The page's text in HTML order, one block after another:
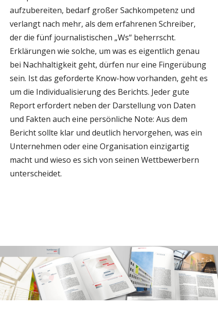
aufzubereiten, bedarf großer Sachkompetenz und
verlangt nach mehr, als dem erfahrenen Schreiber,
der die fünf journalistischen „Ws“ beherrscht.
Erklärungen wie solche, um was es eigentlich genau
bei Nachhaltigkeit geht, dürfen nur eine Fingerübung
sein. Ist das geforderte Know-how vorhanden, geht es
um die Individualisierung des Berichts. Jeder gute
Report erfordert neben der Darstellung von Daten
und Fakten auch eine persönliche Note: Aus dem
Bericht sollte klar und deutlich hervorgehen, was ein
Unternehmen oder eine Organisation einzigartig
macht und wieso es sich von seinen Wettbewerbern
unterscheidet.